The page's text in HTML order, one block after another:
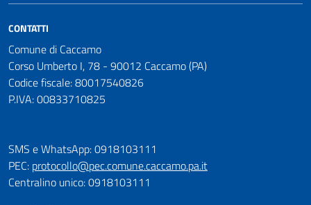
CONTATTI
Comune di Caccamo
Corso Umberto I, 78 - 90012 Caccamo (PA)
Codice fiscale: 80017540826
P.IVA: 00833710825
SMS e WhatsApp: 0918103111
PEC: protocollo@pec.comune.caccamo.pa.it
Centralino unico: 0918103111